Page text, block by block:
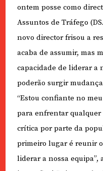
ontem posse como
Assuntos de Tráfego
novo director frisou a
acaba de assumir, mas
capacidade de liderar a
poderão surgir
“Estou confiante no
para enfrentar
crítica por parte da
primeiro lugar é reunir
liderar a nossa equipa”,